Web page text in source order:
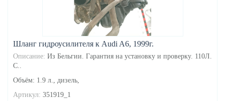
Шланг гидроусилителя к Audi A6, 1999г.
Описание: Из Бельгии. Гарантия на установку и проверку. 110Л.
С..
Объём: 1.9 л., дизель,
Артикул: 351919_1